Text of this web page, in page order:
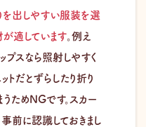
出しやすい服装を選
適しています。例え
プスなら照射しやすく
トだとずらしたり折り
ためNGです。スカー
前に認識しておきまし